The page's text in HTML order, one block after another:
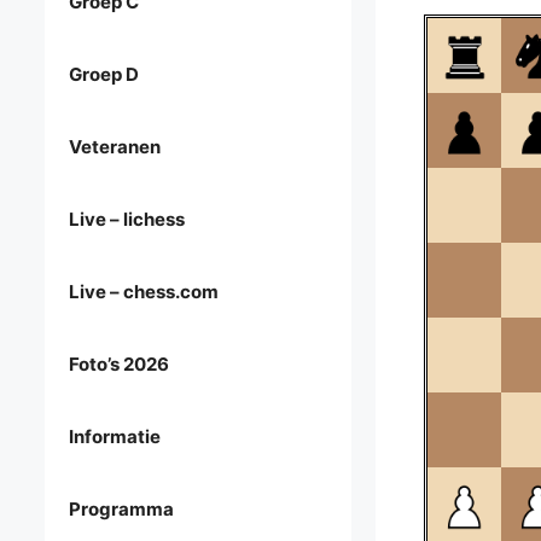
Groep D
Veteranen
Live – lichess
Live – chess.com
Foto’s 2026
Informatie
Programma